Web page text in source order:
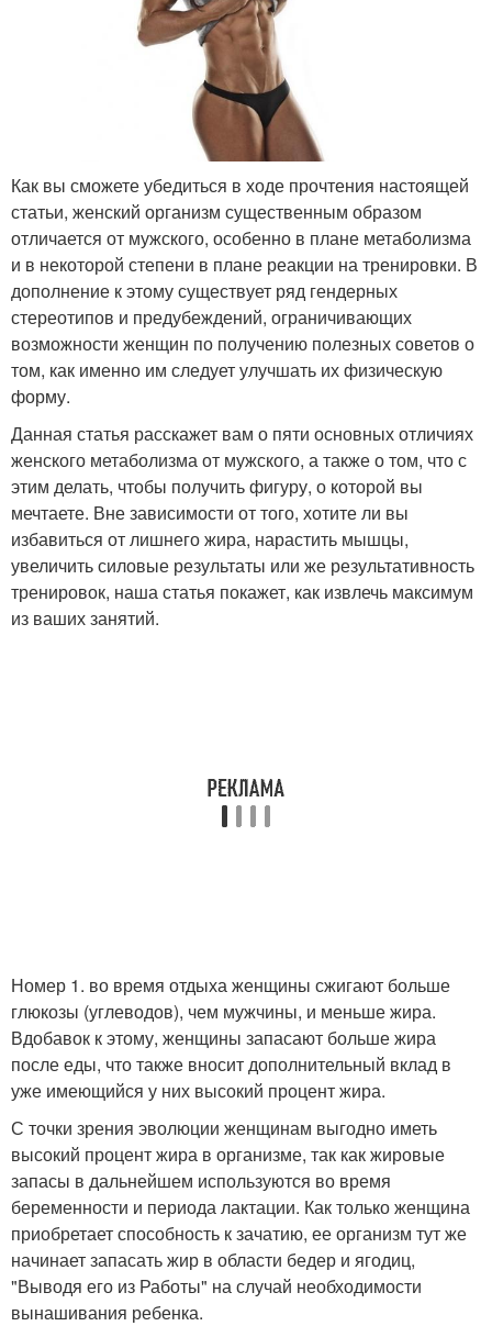
Как вы сможете убедиться в ходе прочтения настоящей
статьи, женский организм существенным образом
отличается от мужского, особенно в плане метаболизма
и в некоторой степени в плане реакции на тренировки. В
дополнение к этому существует ряд гендерных
стереотипов и предубеждений, ограничивающих
возможности женщин по получению полезных советов о
том, как именно им следует улучшать их физическую
форму.
Данная статья расскажет вам о пяти основных отличиях
женского метаболизма от мужского, а также о том, что с
этим делать, чтобы получить фигуру, о которой вы
мечтаете. Вне зависимости от того, хотите ли вы
избавиться от лишнего жира, нарастить мышцы,
увеличить силовые результаты или же результативность
тренировок, наша статья покажет, как извлечь максимум
из ваших занятий.
Номер 1. во время отдыха женщины сжигают больше
глюкозы (углеводов), чем мужчины, и меньше жира.
Вдобавок к этому, женщины запасают больше жира
после еды, что также вносит дополнительный вклад в
уже имеющийся у них высокий процент жира.
С точки зрения эволюции женщинам выгодно иметь
высокий процент жира в организме, так как жировые
запасы в дальнейшем используются во время
беременности и периода лактации. Как только женщина
приобретает способность к зачатию, ее организм тут же
начинает запасать жир в области бедер и ягодиц,
"Выводя его из Работы" на случай необходимости
вынашивания ребенка.